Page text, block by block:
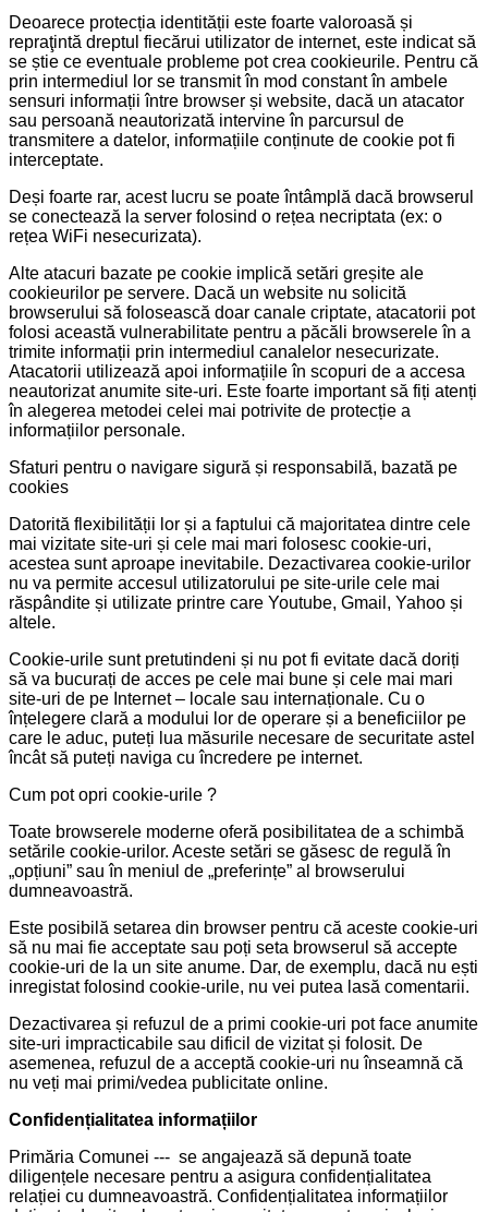
Deoarece protecția identității este foarte valoroasă și
repraţintă dreptul fiecărui utilizator de internet, este indicat să
se știe ce eventuale probleme pot crea cookieurile. Pentru că
prin intermediul lor se transmit în mod constant în ambele
sensuri informații între browser și website, dacă un atacator
sau persoană neautorizată intervine în parcursul de
transmitere a datelor, informațiile conținute de cookie pot fi
interceptate.
Deși foarte rar, acest lucru se poate întâmplă dacă browserul
se conectează la server folosind o rețea necriptata (ex: o
rețea WiFi nesecurizata).
Alte atacuri bazate pe cookie implică setări greșite ale
cookieurilor pe servere. Dacă un website nu solicită
browserului să folosească doar canale criptate, atacatorii pot
folosi această vulnerabilitate pentru a păcăli browserele în a
trimite informații prin intermediul canalelor nesecurizate.
Atacatorii utilizează apoi informațiile în scopuri de a accesa
neautorizat anumite site-uri. Este foarte important să fiți atenți
în alegerea metodei celei mai potrivite de protecție a
informațiilor personale.
Sfaturi pentru o navigare sigură și responsabilă, bazată pe
cookies
Datorită flexibilității lor și a faptului că majoritatea dintre cele
mai vizitate site-uri și cele mai mari folosesc cookie-uri,
acestea sunt aproape inevitabile. Dezactivarea cookie-urilor
nu va permite accesul utilizatorului pe site-urile cele mai
răspândite și utilizate printre care Youtube, Gmail, Yahoo și
altele.
Cookie-urile sunt pretutindeni și nu pot fi evitate dacă doriți
să va bucurați de acces pe cele mai bune și cele mai mari
site-uri de pe Internet – locale sau internaționale. Cu o
înțelegere clară a modului lor de operare și a beneficiilor pe
care le aduc, puteți lua măsurile necesare de securitate astel
încât să puteți naviga cu încredere pe internet.
Cum pot opri cookie-urile ?
Toate browserele moderne oferă posibilitatea de a schimbă
setările cookie-urilor. Aceste setări se găsesc de regulă în
„opțiuni” sau în meniul de „preferințe” al browserului
dumneavoastră.
Este posibilă setarea din browser pentru că aceste cookie-uri
să nu mai fie acceptate sau poți seta browserul să accepte
cookie-uri de la un site anume. Dar, de exemplu, dacă nu ești
inregistat folosind cookie-urile, nu vei putea lasă comentarii.
Dezactivarea și refuzul de a primi cookie-uri pot face anumite
site-uri impracticabile sau dificil de vizitat și folosit. De
asemenea, refuzul de a acceptă cookie-uri nu înseamnă că
nu veți mai primi/vedea publicitate online.
Confidențialitatea informațiilor
Primăria Comunei --- se angajează să depună toate
diligențele necesare pentru a asigura confidențialitatea
relației cu dumneavoastră. Confidențialitatea informațiilor